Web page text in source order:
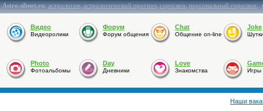
Astro.sibnet.ru:астрология,астрологический прогноз,гороскоп,персональный гороскоп,
Видео
Видеоролики
Форум
Форум общения
Chat
Общение on-line
Joke
Photo
Фотоальбомы
Day
Дневники
Love
Знакомства Игры
Наши